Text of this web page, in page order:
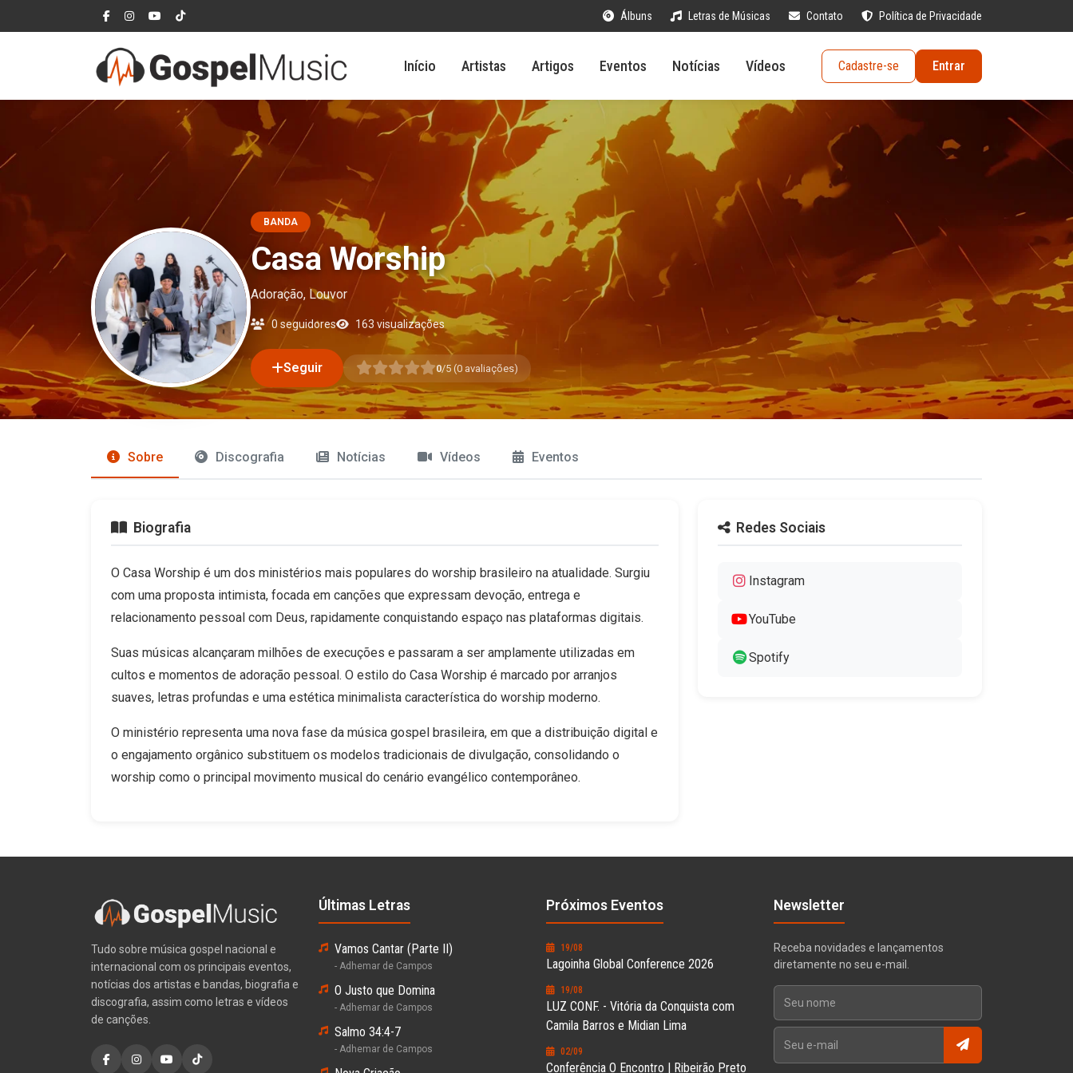
Álbuns Letras de Músicas Contato Política de Privacidade
Início Artistas Artigos Eventos Notícias Vídeos Cadastre-se Entrar
BANDA
Casa Worship
Adoração, Louvor
0 seguidores 163 visualizações
Seguir 0/5 (0 avaliações)
Sobre Discografia Notícias Vídeos Eventos
Biografia
O Casa Worship é um dos ministérios mais populares do worship brasileiro na atualidade. Surgiu
com uma proposta intimista, focada em canções que expressam devoção, entrega e
relacionamento pessoal com Deus, rapidamente conquistando espaço nas plataformas digitais.
Suas músicas alcançaram milhões de execuções e passaram a ser amplamente utilizadas em
cultos e momentos de adoração pessoal. O estilo do Casa Worship é marcado por arranjos
suaves, letras profundas e uma estética minimalista característica do worship moderno.
O ministério representa uma nova fase da música gospel brasileira, em que a distribuição digital e
o engajamento orgânico substituem os modelos tradicionais de divulgação, consolidando o
worship como o principal movimento musical do cenário evangélico contemporâneo.
Redes Sociais
Instagram
YouTube
Spotify
Tudo sobre música gospel nacional e
internacional com os principais eventos,
notícias dos artistas e bandas, biografia e
discografia, assim como letras e vídeos
de canções.
Últimas Letras
Vamos Cantar (Parte II)
- Adhemar de Campos
O Justo que Domina
- Adhemar de Campos
Salmo 34:4-7
- Adhemar de Campos
Próximos Eventos
19/08
Lagoinha Global Conference 2026
19/08
LUZ CONF. - Vitória da Conquista com
Camila Barros e Midian Lima
02/09
Conferência O Encontro | Ribeirão Preto
Newsletter
Receba novidades e lançamentos
diretamente no seu e-mail.